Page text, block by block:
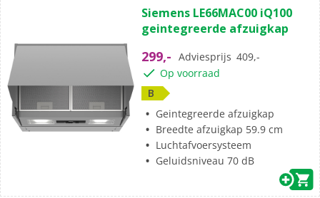
Siemens LE66MAC00 iQ100
geintegreerde afzuigkap
299,- Adviesprijs 409,-
Op voorraad
B
Geintegreerde afzuigkap
Breedte afzuigkap 59.9 cm
Luchtafvoersysteem
Geluidsniveau 70 dB